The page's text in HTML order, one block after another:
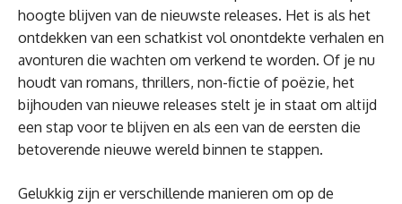
hoogte blijven van de nieuwste releases. Het is als het
ontdekken van een schatkist vol onontdekte verhalen en
avonturen die wachten om verkend te worden. Of je nu
houdt van romans, thrillers, non-fictie of poëzie, het
bijhouden van nieuwe releases stelt je in staat om altijd
een stap voor te blijven en als een van de eersten die
betoverende nieuwe wereld binnen te stappen.
Gelukkig zijn er verschillende manieren om op de